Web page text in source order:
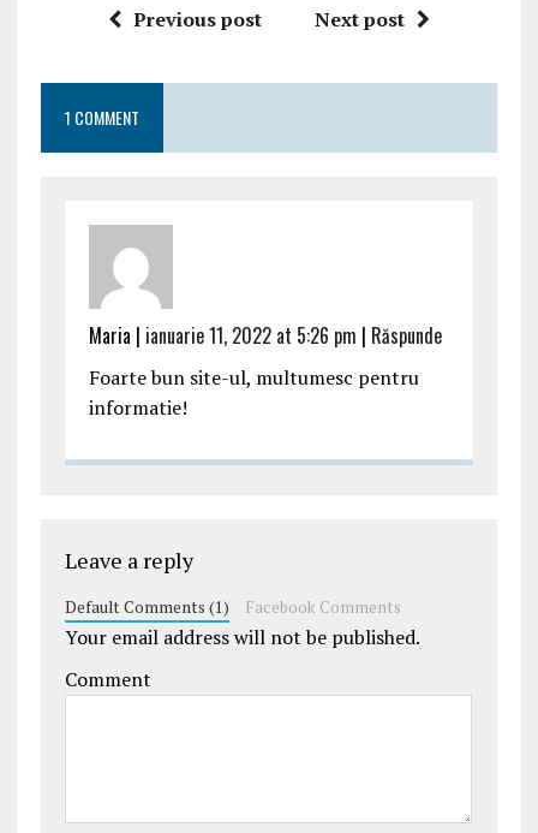
copilăriei dePrevious post Next post
1 COMMENT
Maria | ianuarie 11, 2022 at 5:26 pm | Răspunde
Foarte bun site-ul, multumesc pentru
informatie!
Leave a reply
Default Comments (1) Facebook Comments
Your email address will not be published.
Comment